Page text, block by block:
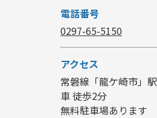
電話番号
0297-65-5150
アクセス
常磐線「龍ケ崎市」
車 徒歩2分
無料駐車場あります